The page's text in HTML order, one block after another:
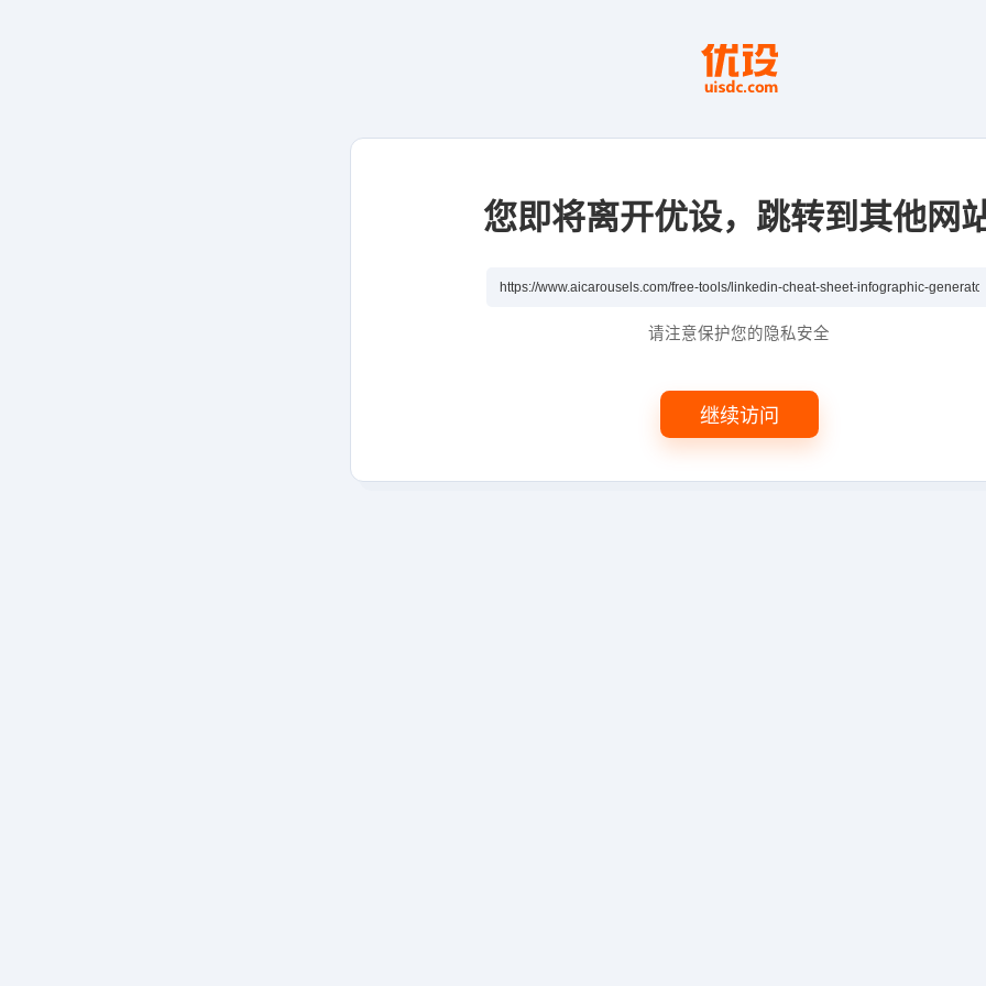
您即将离开优设，跳转到其他网
请注意保护您的隐私安全
继续访问